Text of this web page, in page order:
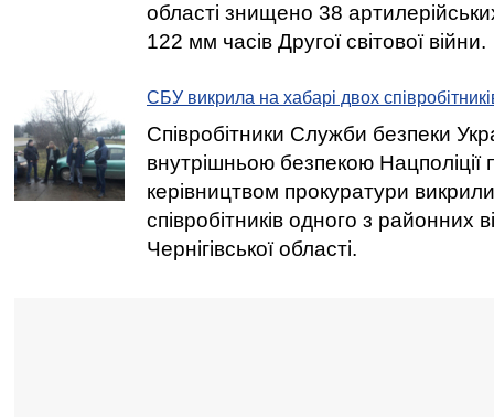
області знищено 38
122 мм часів Другої світової війни.
СБУ викрила на хабарі двох
Співробітники Служби безпеки
внутрішньою безпекою Нацполіції
керівництвом прокуратури
співробітників одного з районних
Чернігівської області.